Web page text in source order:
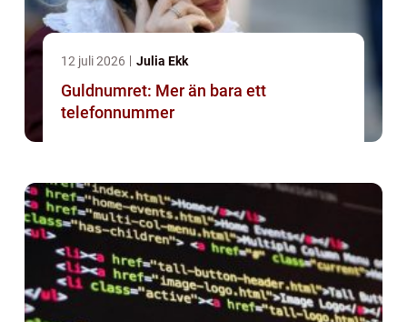
12 juli 2026 Julia Ekk
Guldnumret: Mer än bara ett
telefonnummer